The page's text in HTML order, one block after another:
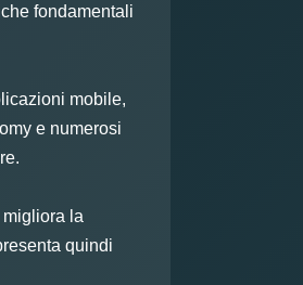
fondamentali
mobile,
e numerosi
la
quindi